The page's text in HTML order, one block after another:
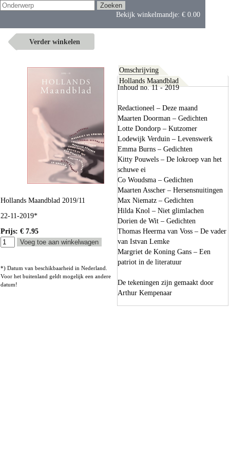
Bekijk winkelmandje: € 0.00
Verder winkelen
Omschrijving
Inhoud no. 11 - 2019
Redactioneel – Deze maand
Maarten Doorman – Gedichten
Lotte Dondorp – Kutzomer
Lodewijk Verduin – Levenswerk
Emma Burns – Gedichten
Kitty Pouwels – De lokroep van het
schuwe ei
Co Woudsma – Gedichten
Maarten Asscher – Hersensnuitingen
Max Niematz – Gedichten
Hilda Knol – Niet glimlachen
Dorien de Wit – Gedichten
Thomas Heerma van Voss – De vader
van Istvan Lemke
Margriet de Koning Gans – Een
patriot in de literatuur
De tekeningen zijn gemaakt door
Arthur Kempenaar
Hollands Maandblad
Hollands Maandblad 2019/11
22-11-2019*
Prijs: € 7.95
*) Datum van beschikbaarheid in Nederland.
Voor het buitenland geldt mogelijk een andere
datum!